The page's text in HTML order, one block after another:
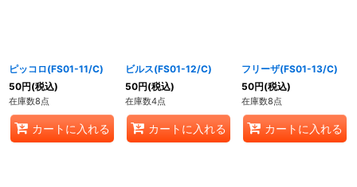
ピッコロ(FS01-11/C)
50円(税込)
在庫数8点
カートに入れる
ビルス(FS01-12/C)
50円(税込)
在庫数4点
カートに入れる
フリーザ(FS01-13/C)
50円(税込)
在庫数8点
カートに入れる